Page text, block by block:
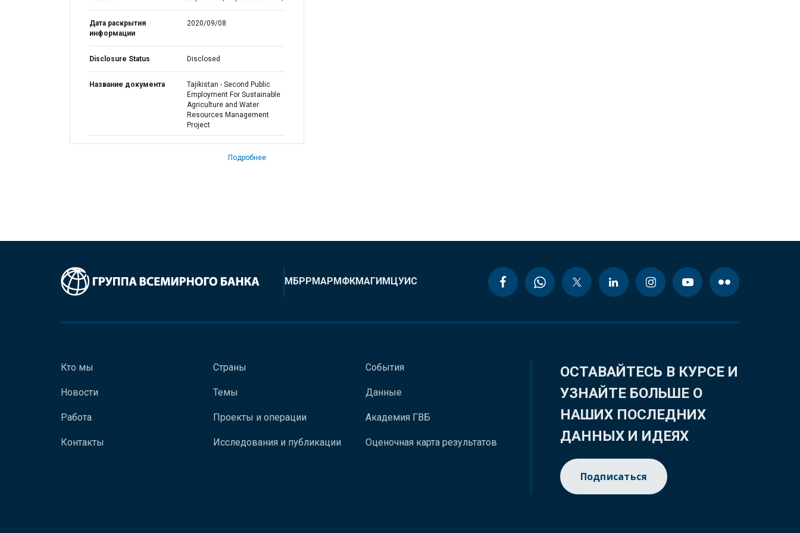
Дата раскрытия
информации
2020/09/08
Disclosure Status Disclosed
Название документа
Tajikistan - Second Public
Employment For Sustainable
Agriculture and Water
Resources Management
Project
Подробнее
МБРРМАРМФКМАГИМЦУИС
Кто мы
Новости
Работа
Контакты
Страны
Темы
Проекты и операции
Исследования и публикации
События
Данные
Академия ГВБ
Оценочная карта результатов
ОСТАВАЙТЕСЬ В КУРСЕ И
УЗНАЙТЕ БОЛЬШЕ О
НАШИХ ПОСЛЕДНИХ
ДАННЫХ И ИДЕЯХ
Подписаться